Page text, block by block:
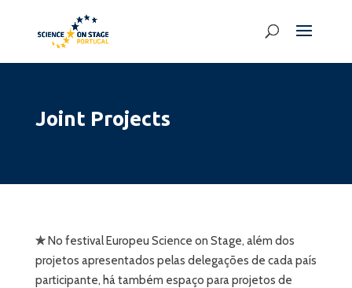
Joint Projects
✯No festival Europeu Science on Stage, além dos
projetos apresentados pelas delegações de cada país
participante, há também espaço para projetos de